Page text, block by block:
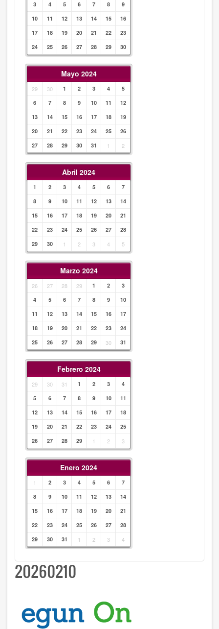
3
4 5 6 7 8
9
10
11 12 13 14 15
16
17
18 19 20 21 22
23
24
25 26 27 28 29 30
Mayo 2024
29 30 1 2 3 4
5
6
7 8 9 10 11
12
13
14 15 16 17 18
19
20
21 22 23 24 25
26
27
28 29 30 31 1 2
Abril 2024
1 2 3 4 5 6
7
8
9 10 11 12 13
14
15
16 17 18 19 20
21
22
23 24 25 26 27
28
29
30 1 2 3 4 5
Marzo 2024
26 27 28 29 1 2
3
4
5 6 7 8 9
10
11
12 13 14 15 16
17
18
19 20 21 22 23
24
25
26 27 28 29 30 31
Febrero 2024
29 30 31 1 2 3
4
5
6 7 8 9 10
11
12
13 14 15 16 17
18
19
20 21 22 23 24
25
26
27 28 29 1 2 3
Enero 2024
1 2 3 4 5 6
7
8
9 10 11 12 13
14
15
16 17 18 19 20
21
22
23 24 25 26 27
28
29
30 31 1 2 3 4
20260210